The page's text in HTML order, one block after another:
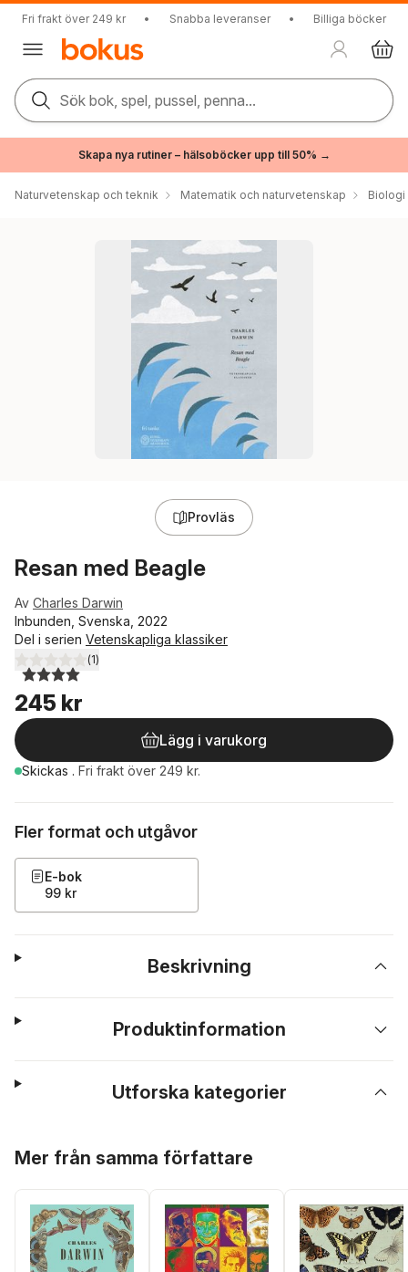
Fri frakt över 249 kr • Snabba leveranser • Billiga böcker
Sök bok, spel, pussel, penna...
Skapa nya rutiner – hälsoböcker upp till 50% →
Naturvetenskap och teknik Matematik och naturvetenskap Biologi
Provläs
Resan med Beagle
Av Charles Darwin
Inbunden, Svenska, 2022
Del i serien Vetenskapliga klassiker
4,0utav 5 stjärnor. Totalt antal röster:
(1)
245 kr
Lägg i varukorg
Skickas . Fri frakt över 249 kr.
Fler format och utgåvor
E-bok
99 kr
Beskrivning
Produktinformation
Utforska kategorier
Mer från samma författare